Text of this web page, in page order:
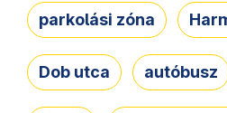
parkolási zóna
Dob utca autóbusz